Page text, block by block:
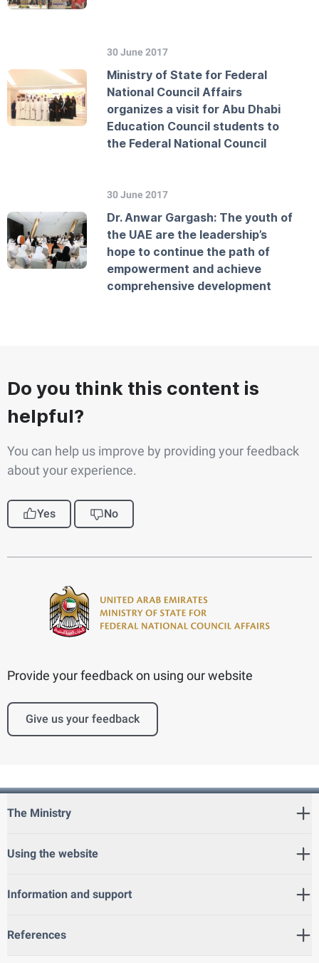
30 June 2017
Ministry of State for Federal
National Council Affairs
organizes a visit for Abu Dhabi
Education Council students to
the Federal National Council
30 June 2017
Dr. Anwar Gargash: The youth of
the UAE are the leadership’s
hope to continue the path of
empowerment and achieve
comprehensive development
Do you think this content is
helpful?
You can help us improve by providing your feedback
about your experience.
Yes No
Provide your feedback on using our website
Give us your feedback
The Ministry
Using the website
Information and support
References